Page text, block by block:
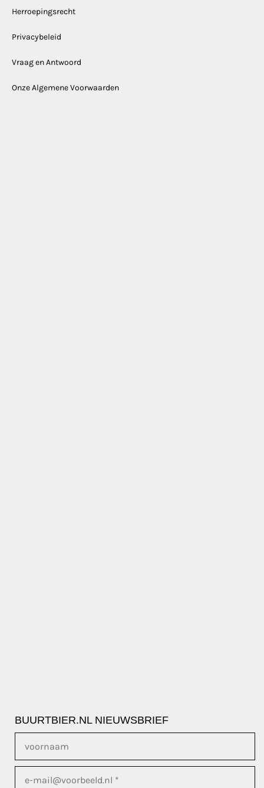
Herroepingsrecht
Privacybeleid
Vraag en Antwoord
Onze Algemene Voorwaarden
BUURTBIER.NL NIEUWSBRIEF